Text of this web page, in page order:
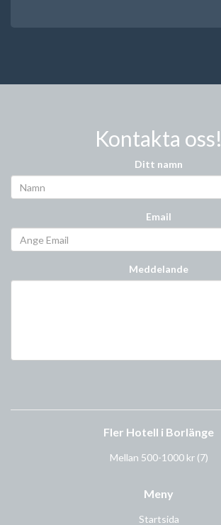
Kontakta oss!
Ditt namn
Email
Meddelande
Fler Hotell i Borlänge
Mellan 500-1000 kr (7)
Meny
Startsida